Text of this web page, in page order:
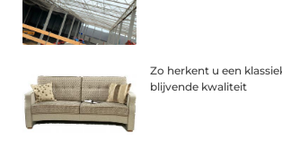
Zo herkent u een
blijvende kwaliteit